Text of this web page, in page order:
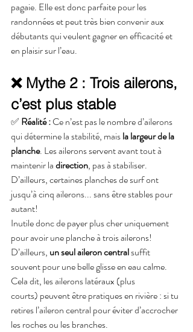
pagaie. Elle est donc parfaite pour les
randonnées et peut très bien convenir aux
débutants qui veulent gagner en efficacité et
en plaisir sur l’eau.
❌ Mythe 2 : Trois ailerons,
c’est plus stable
✅ Réalité : Ce n’est pas le nombre d’ailerons
qui détermine la stabilité, mais la largeur de la
planche. Les ailerons servent avant tout à
maintenir la direction, pas à stabiliser.
D’ailleurs, certaines planches de surf ont
jusqu’à cinq ailerons... sans être stables pour
autant!
Inutile donc de payer plus cher uniquement
pour avoir une planche à trois ailerons!
D’ailleurs, un seul aileron central suffit
souvent pour une belle glisse en eau calme.
Cela dit, les ailerons latéraux (plus
courts) peuvent être pratiques en rivière : si tu
retires l’aileron central pour éviter d’accrocher
les roches ou les branches.